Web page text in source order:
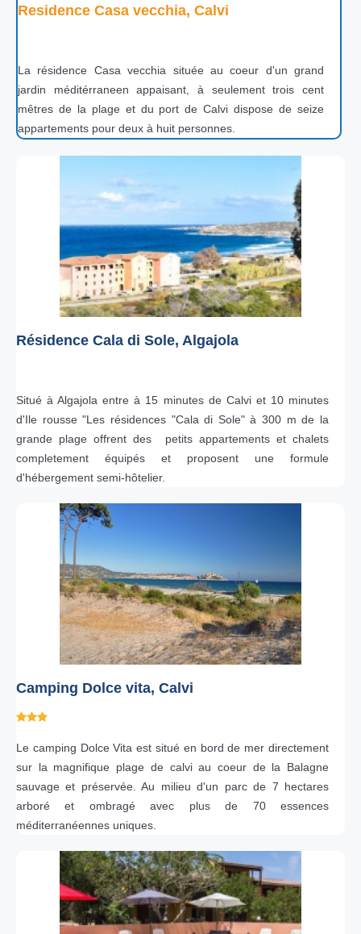
Residence Casa vecchia, Calvi
La résidence Casa vecchia située au coeur d'un grand
jardin méditérraneen appaisant, à seulement trois cent
mêtres de la plage et du port de Calvi dispose de seize
appartements pour deux à huit personnes.
Résidence Cala di Sole, Algajola
Situé à Algajola entre à 15 minutes de Calvi et 10 minutes
d'Ile rousse "Les résidences "Cala di Sole" à 300 m de la
grande plage offrent des petits appartements et chalets
completement équipés et proposent une formule
d'hébergement semi-hôtelier.
Camping Dolce vita, Calvi
Le camping Dolce Vita est situé en bord de mer directement
sur la magnifique plage de calvi au coeur de la Balagne
sauvage et préservée. Au milieu d'un parc de 7 hectares
arboré et ombragé avec plus de 70 essences
méditerranéennes uniques.